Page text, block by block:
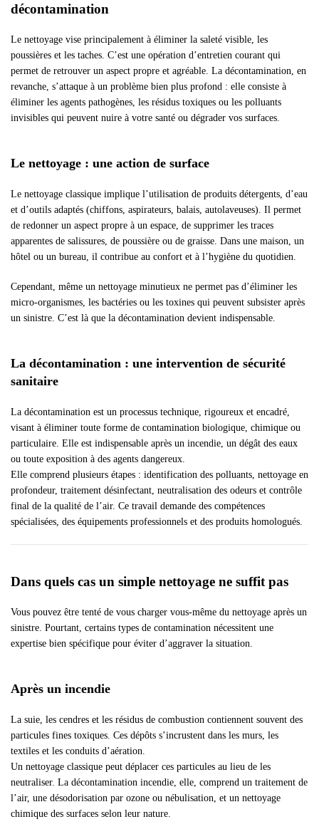
décontamination
Le nettoyage vise principalement à éliminer la saleté visible, les
poussières et les taches. C’est une opération d’entretien courant qui
permet de retrouver un aspect propre et agréable. La décontamination, en
revanche, s’attaque à un problème bien plus profond : elle consiste à
éliminer les agents pathogènes, les résidus toxiques ou les polluants
invisibles qui peuvent nuire à votre santé ou dégrader vos surfaces.
Le nettoyage : une action de surface
Le nettoyage classique implique l’utilisation de produits détergents, d’eau
et d’outils adaptés (chiffons, aspirateurs, balais, autolaveuses). Il permet
de redonner un aspect propre à un espace, de supprimer les traces
apparentes de salissures, de poussière ou de graisse. Dans une maison, un
hôtel ou un bureau, il contribue au confort et à l’hygiène du quotidien.
Cependant, même un nettoyage minutieux ne permet pas d’éliminer les
micro-organismes, les bactéries ou les toxines qui peuvent subsister après
un sinistre. C’est là que la décontamination devient indispensable.
La décontamination : une intervention de sécurité
sanitaire
La décontamination est un processus technique, rigoureux et encadré,
visant à éliminer toute forme de contamination biologique, chimique ou
particulaire. Elle est indispensable après un incendie, un dégât des eaux
ou toute exposition à des agents dangereux.
Elle comprend plusieurs étapes : identification des polluants, nettoyage en
profondeur, traitement désinfectant, neutralisation des odeurs et contrôle
final de la qualité de l’air. Ce travail demande des compétences
spécialisées, des équipements professionnels et des produits homologués.
Dans quels cas un simple nettoyage ne suffit pas
Vous pouvez être tenté de vous charger vous-même du nettoyage après un
sinistre. Pourtant, certains types de contamination nécessitent une
expertise bien spécifique pour éviter d’aggraver la situation.
Après un incendie
La suie, les cendres et les résidus de combustion contiennent souvent des
particules fines toxiques. Ces dépôts s’incrustent dans les murs, les
textiles et les conduits d’aération.
Un nettoyage classique peut déplacer ces particules au lieu de les
neutraliser. La décontamination incendie, elle, comprend un traitement de
l’air, une désodorisation par ozone ou nébulisation, et un nettoyage
chimique des surfaces selon leur nature.